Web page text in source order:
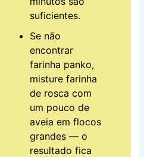
suficientes.
Se não
encontrar
farinha panko,
misture farinha
de rosca com
um pouco de
aveia em flocos
grandes — o
resultado fica